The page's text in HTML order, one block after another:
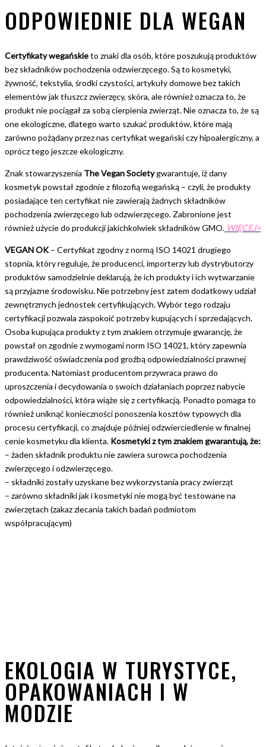
ODPOWIEDNIE DLA WEGAN
Certyfikaty wegańskieto znaki dla osób, które poszukują produktów
bez składników pochodzenia odzwierzęcego. Są to kosmetyki,
żywność, tekstylia, środki czystości, artykuły domowe bez takich
elementów jak tłuszcz zwierzęcy, skóra, ale również oznacza to, że
produkt nie pociągał za sobą cierpienia zwierząt. Nie oznacza to, że są
one ekologiczne, dlatego warto szukać produktów, które mają
zarówno pożądany przez nas certyfikat wegański czy hipoalergiczny, a
oprócz tego jeszcze ekologiczny.
Znak stowarzyszenia The Vegan Societygwarantuje, iż dany
kosmetyk powstał zgodnie z filozofią wegańską – czyli, że produkty
posiadające ten certyfikat nie zawierają żadnych składników
pochodzenia zwierzęcego lub odzwierzęcego. Zabronione jest
również użycie do produkcji jakichkolwiek składników GMO. WIĘCEJ>
VEGAN OK – Certyfikat zgodny z normą ISO 14021 drugiego
stopnia, który reguluje, że producenci, importerzy lub dystrybutorzy
produktów samodzielnie deklarują, że ich produkty i ich wytwarzanie
są przyjazne środowisku. Nie potrzebny jest zatem dodatkowy udział
zewnętrznych jednostek certyfikujących. Wybór tego rodzaju
certyfikacji pozwala zaspokoić potrzeby kupujących i sprzedających.
Osoba kupująca produkty z tym znakiem otrzymuje gwarancję, że
powstał on zgodnie z wymogami norm ISO 14021, który zapewnia
prawdziwość oświadczenia pod groźbą odpowiedzialności prawnej
producenta. Natomiast producentom przywraca prawo do
uproszczenia i decydowania o swoich działaniach poprzez nabycie
odpowiedzialności, która wiąże się z certyfikacją. Ponadto pomaga to
również uniknąć konieczności ponoszenia kosztów typowych dla
procesu certyfikacji, co znajduje później odzwierciedlenie w finalnej
cenie kosmetyku dla klienta. Kosmetyki z tym znakiem gwarantują, że:
– żaden składnik produktu nie zawiera surowca pochodzenia
zwierzęcego i odzwierzęcego.
– składniki zostały uzyskane bez wykorzystania pracy zwierząt
– zarówno składniki jak i kosmetyki nie mogą być testowane na
zwierzętach (zakaz zlecania takich badań podmiotom
współpracującym)
EKOLOGIA W TURYSTYCE,
OPAKOWANIACH I W
MODZIE